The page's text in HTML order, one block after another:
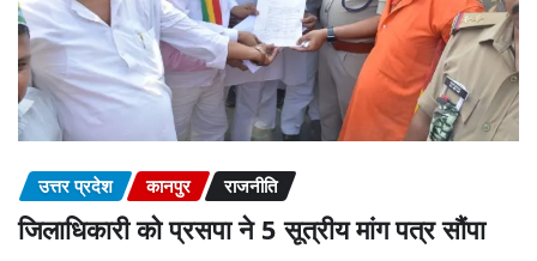
उत्तर प्रदेश कानपुर राजनीति
जिलाधिकारी को प्रसपा ने 5 सूत्रीय मांग पत्र सौंपा